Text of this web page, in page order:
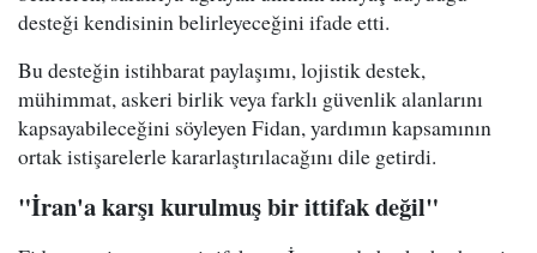
desteği kendisinin belirleyeceğini ifade etti.
Bu desteğin istihbarat paylaşımı, lojistik destek,
mühimmat, askeri birlik veya farklı güvenlik alanlarını
kapsayabileceğini söyleyen Fidan, yardımın kapsamının
ortak istişarelerle kararlaştırılacağını dile getirdi.
"İran'a karşı kurulmuş bir ittifak değil"